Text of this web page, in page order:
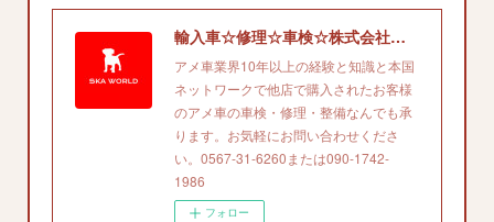
輸入車☆修理☆車検☆株式会社エスケイエイワールド'
アメ車業界10年以上の経験と知識と本国
ネットワークで他店で購入されたお客様
のアメ車の車検・修理・整備なんでも承
ります。お気軽にお問い合わせくださ
い。0567-31-6260または090-1742-
1986
フォロー